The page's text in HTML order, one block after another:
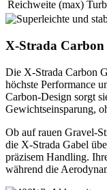
Reichweite (max)
X-Strada Carbon
Die X-Strada Carbon
höchste Performance
Carbon-Design sorgt
Gewichtseinsparung,
Ob auf rauen Gravel-
die X-Strada Gabel
präzisem Handling.
während die